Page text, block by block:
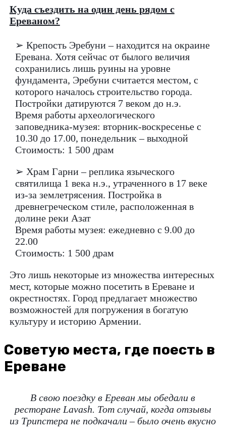
Куда съездить на один день рядом с
Ереваном?
➢ Крепость Эребуни – находится на окраине
Еревана. Хотя сейчас от былого величия
сохранились лишь руины на уровне
фундамента, Эребуни считается местом, с
которого началось строительство города.
Постройки датируются 7 веком до н.э.
Время работы археологического
заповедника-музея: вторник-воскресенье с
10.30 до 17.00, понедельник – выходной
Стоимость: 1 500 драм
➢ Храм Гарни – реплика языческого
святилища 1 века н.э., утраченного в 17 веке
из-за землетрясения. Постройка в
древнегреческом стиле, расположенная в
долине реки Азат
Время работы музея: ежедневно с 9.00 до
22.00
Стоимость: 1 500 драм
Это лишь некоторые из множества интересных
мест, которые можно посетить в Ереване и
окрестностях. Город предлагает множество
возможностей для погружения в богатую
культуру и историю Армении.
Советую места, где поесть в
Ереване
В свою поездку в Ереван мы обедали в
ресторане Lavash. Тот случай, когда отзывы
из Трипстера не подкачали – было очень вкусно